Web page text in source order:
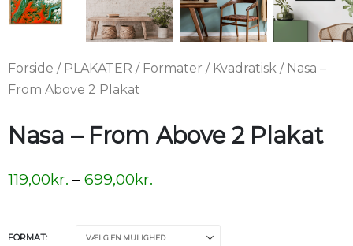
Forside / PLAKATER / Formater / Kvadratisk / Nasa –
From Above 2 Plakat
Nasa – From Above 2 Plakat
119,00kr. – 699,00kr.
FORMAT